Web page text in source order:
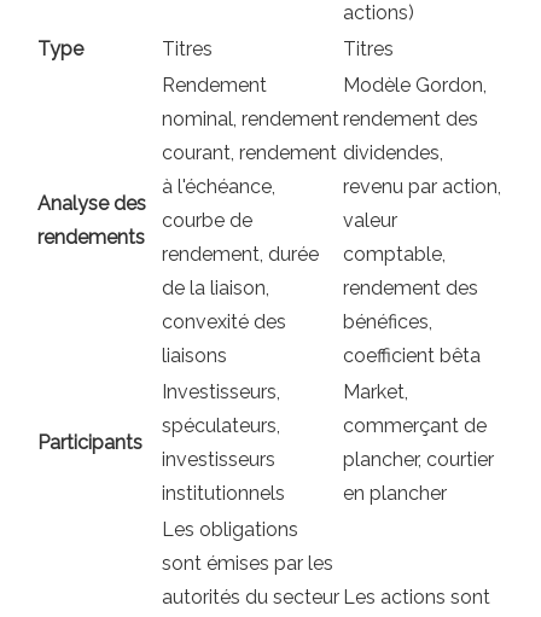
actions)
Type
Titres Titres
Analyse des
rendements
Rendement
nominal, rendement
courant, rendement
à l'échéance,
courbe de
rendement, durée
de la liaison,
convexité des
liaisons
Modèle Gordon,
rendement des
dividendes,
revenu par action,
valeur
comptable,
rendement des
bénéfices,
coefficient bêta
Participants
Investisseurs,
spéculateurs,
investisseurs
institutionnels
Market,
commerçant de
plancher, courtier
en plancher
Les obligations
sont émises par les
autorités du secteur Les actions sont